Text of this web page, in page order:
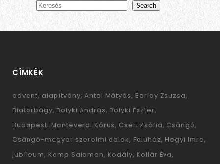
Search
CÍMKÉK
advent alapítvány Antal Mátyás Barlay Zsuzsa
Biatorbágy Bolyki András Bolyki Eszter
Budapesti Monteverdi Kórus Cseri Zsófia Csángó
Csángó-magyar szerelmi dalok Faluház Hegyi Imre
jubíleum Kamp Salamon Kodály Kollár Éva